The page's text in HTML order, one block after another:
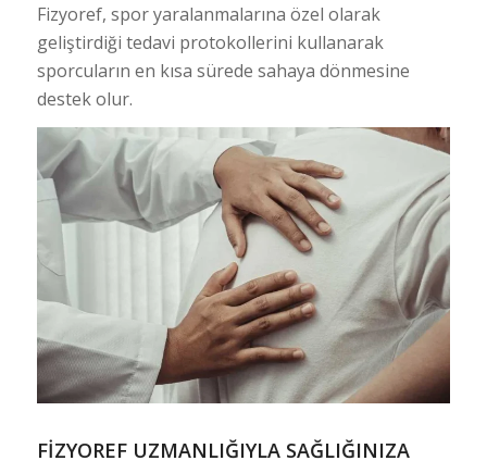
Fizyoref, spor yaralanmalarına özel olarak
geliştirdiği tedavi protokollerini kullanarak
sporcuların en kısa sürede sahaya dönmesine
destek olur.
FIZYOREF UZMANLIĞIYLA SAĞLIĞINIZA